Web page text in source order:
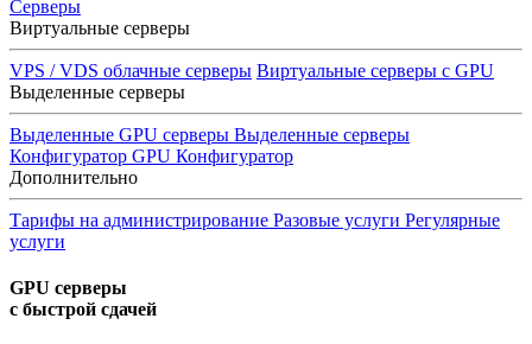
Серверы
Виртуальные серверы
VPS / VDS облачные серверы Виртуальные серверы с GPU
Выделенные серверы
Выделенные GPU серверы Выделенные серверы
Конфигуратор GPU Конфигуратор
Дополнительно
Тарифы на администрирование Разовые услуги Регулярные
услуги
GPU серверы
с быстрой сдачей